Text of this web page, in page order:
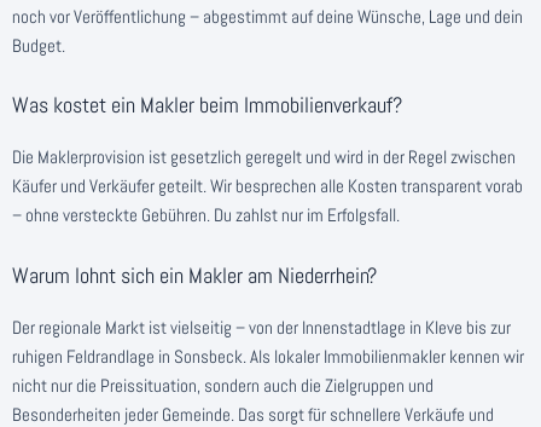
noch vor Veröffentlichung – abgestimmt auf deine Wünsche, Lage und dein
Budget.
Was kostet ein Makler beim Immobilienverkauf?
Die Maklerprovision ist gesetzlich geregelt und wird in der Regel zwischen
Käufer und Verkäufer geteilt. Wir besprechen alle Kosten transparent vorab
– ohne versteckte Gebühren. Du zahlst nur im Erfolgsfall.
Warum lohnt sich ein Makler am Niederrhein?
Der regionale Markt ist vielseitig – von der Innenstadtlage in Kleve bis zur
ruhigen Feldrandlage in Sonsbeck. Als lokaler Immobilienmakler kennen wir
nicht nur die Preissituation, sondern auch die Zielgruppen und
Besonderheiten jeder Gemeinde. Das sorgt für schnellere Verkäufe und